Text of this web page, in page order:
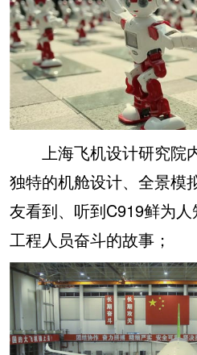
上海飞机设计研究院
独特的机舱设计、全景模
友看到、听到C919鲜为
工程人员奋斗的故事；